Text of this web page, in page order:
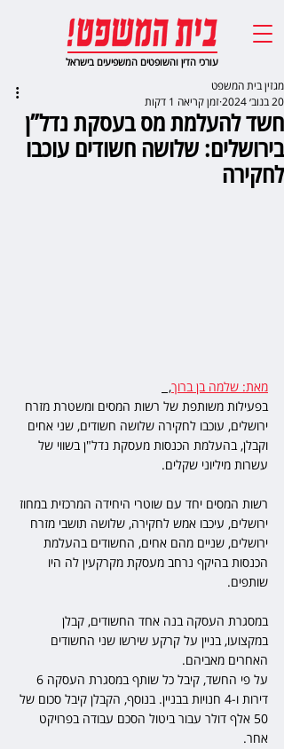
עורכי הדין והשופטים המשפיעים בישראל
חשד להעלמת מס בעסקת נדל”ן
בירושלים: שלושה חשודים עוכבו
לחקירה
מגזין בית המשפט
20 בנוב׳ 2024
זמן קריאה 1 דקות
מאת: שלמה בן ברוך,
בפעילות משותפת של רשות המסים ומשטרת מזרח
ירושלים, עוכבו לחקירה שלושה חשודים, שני אחים
וקבלן, בהעלמת הכנסות מעסקת נדל"ן בשווי של
עשרות מיליוני שקלים.
רשות המסים יחד עם שוטרי היחידה המרכזית במחוז
ירושלים, עיכבו אמש לחקירה, שלושה תושבי מזרח
ירושלים, שניים מהם אחים, החשודים בהעלמת
הכנסות בהיקף נרחב מעסקת מקרקעין לה היו
שותפים.
במסגרת העסקה בנה אחד החשודים, קבלן
במקצועו, בניין על קרקע שירשו שני החשודים
האחרים מאביהם.
דירות ו-4 חנויות בבניין. בנוסף, הקבלן קיבל סכום של
50 אלף דולר עבור ביטול הסכם עבודה בפרויקט
אחר.